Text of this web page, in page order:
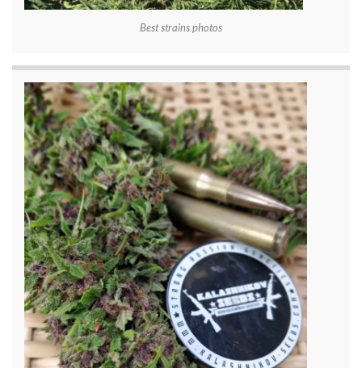
Best strains photos